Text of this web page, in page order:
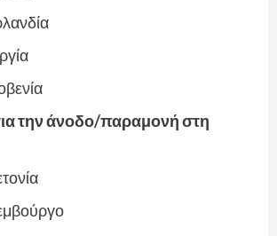
την άνοδο/παραμονή στη